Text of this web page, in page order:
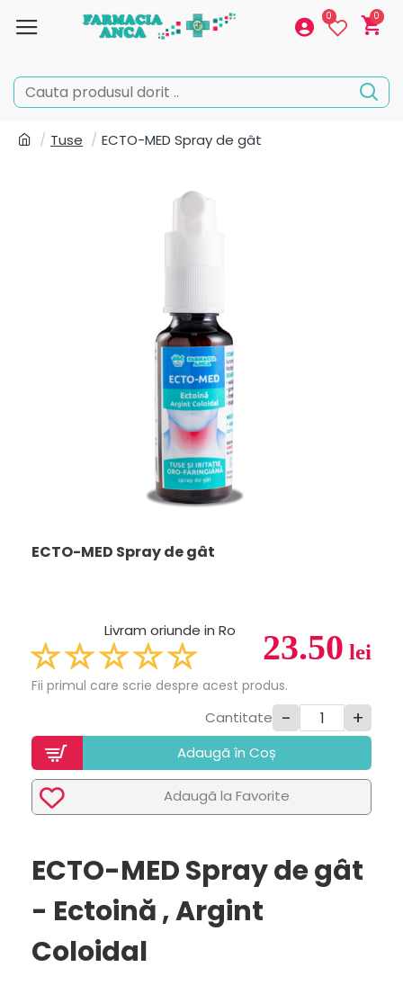
0 0
Tuse ECTO-MED Spray de gât
ECTO-MED Spray de gât
23.50 lei
Livram oriunde in Ro
Fii primul care scrie despre acest produs.
Cantitate - +
Adaugã în Coș
Adaugã la Favorite
ECTO-MED Spray de gât
- Ectoină , Argint
Coloidal